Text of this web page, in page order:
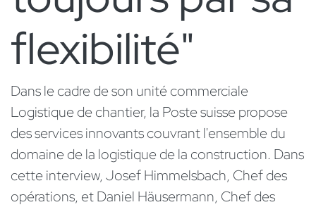
flexibilité"
Dans le cadre de son unité commerciale
Logistique de chantier, la Poste suisse propose
des services innovants couvrant l'ensemble du
domaine de la logistique de la construction. Dans
cette interview, Josef Himmelsbach, Chef des
opérations, et Daniel Häusermann, Chef des